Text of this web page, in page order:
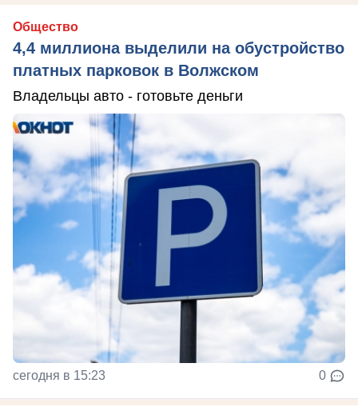
Общество
4,4 миллиона выделили на обустройство
платных парковок в Волжском
Владельцы авто - готовьте деньги
сегодня в 15:23 0